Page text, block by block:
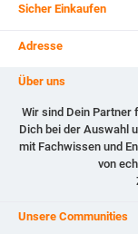
Sicher Einkaufen
Adresse
Über uns
Wir sind Dein Partner
Dich bei der Auswahl
mit Fachwissen und
von
Unsere Communities